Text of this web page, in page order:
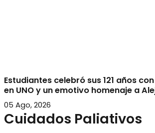
Estudiantes celebró sus 121 años
en UNO y un emotivo homenaje a
05 Ago, 2026
Cuidados Paliativos